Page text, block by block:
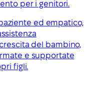
per i genitori.
ed empatico,
del bambino,
e supportate
figli.